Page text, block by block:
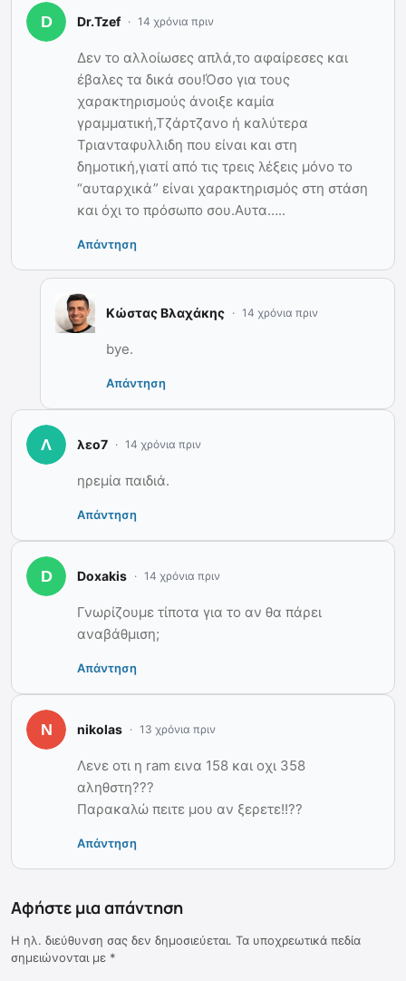
Dr.Tzef 14 χρόνια πριν
Δεν το αλλοίωσες απλά,το αφαίρεσες και
έβαλες τα δικά σου!Όσο για τους
χαρακτηρισμούς άνοιξε καμία
γραμματική,Τζάρτζανο ή καλύτερα
Τριανταφυλλιδη που είναι και στη
δημοτική,γιατί από τις τρεις λέξεις μόνο το
“αυταρχικά” είναι χαρακτηρισμός στη στάση
και όχι το πρόσωπο σου.Αυτα…..
Απάντηση
Κώστας Βλαχάκης 14 χρόνια πριν
bye.
Απάντηση
λεο7 14 χρόνια πριν
ηρεμία παιδιά.
Απάντηση
Doxakis 14 χρόνια πριν
Γνωρίζουμε τίποτα για το αν θα πάρει
αναβάθμιση;
Απάντηση
nikolas 13 χρόνια πριν
Λενε οτι η ram εινα 158 και οχι 358
αληθστη???
Παρακαλώ πειτε μου αν ξερετε!!??
Απάντηση
Αφήστε μια απάντηση
Η ηλ. διεύθυνση σας δεν δημοσιεύεται. Τα υποχρεωτικά πεδία
σημειώνονται με *